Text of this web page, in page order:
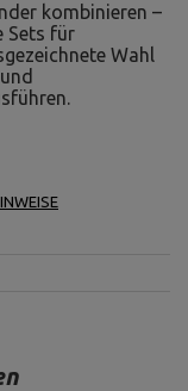
kombinieren –
Sets für
Wahl